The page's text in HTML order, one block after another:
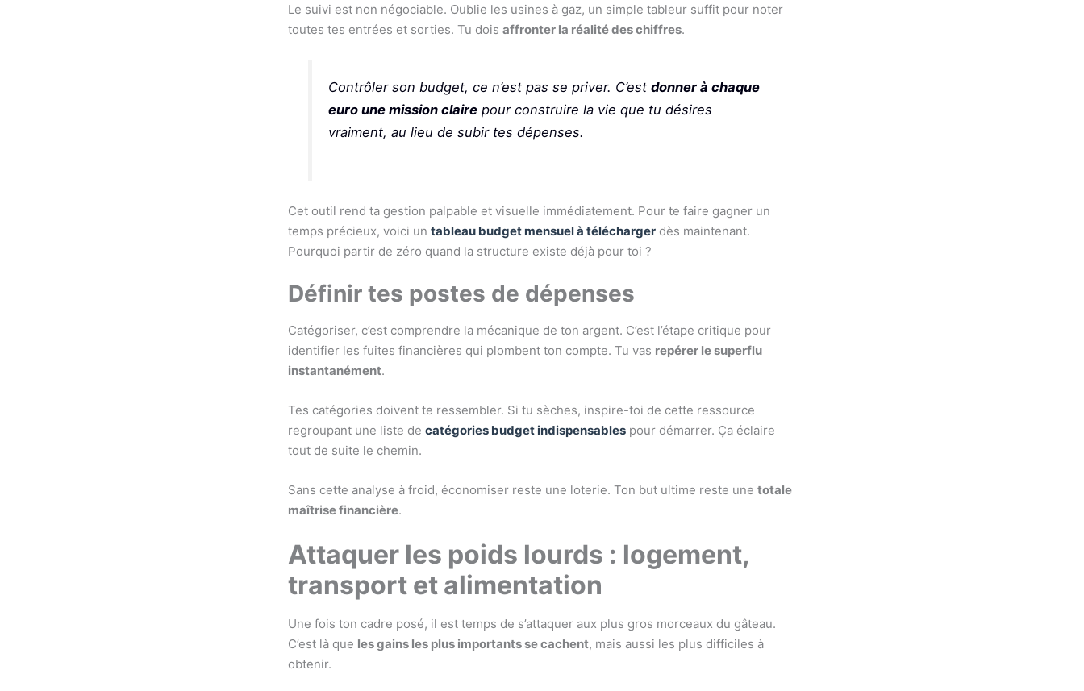
Le suivi est non négociable. Oublie les usines à gaz, un simple tableur suffit pour noter
toutes tes entrées et sorties. Tu dois affronter la réalité des chiffres.
Contrôler son budget, ce n’est pas se priver. C’est donner à chaque
euro une mission clairepour construire la vie que tu désires
vraiment, au lieu de subir tes dépenses.
Cet outil rend ta gestion palpable et visuelle immédiatement. Pour te faire gagner un
temps précieux, voici un tableau budget mensuel à télécharger dès maintenant.
Pourquoi partir de zéro quand la structure existe déjà pour toi ?
Définir tes postes de dépenses
Catégoriser, c’est comprendre la mécanique de ton argent. C’est l’étape critique pour
identifier les fuites financières qui plombent ton compte. Tu vas repérer le superflu
instantanément.
Tes catégories doivent te ressembler. Si tu sèches, inspire-toi de cette ressource
regroupant une liste de catégories budget indispensables pour démarrer. Ça éclaire
tout de suite le chemin.
Sans cette analyse à froid, économiser reste une loterie. Ton but ultime reste une totale
maîtrise financière.
Attaquer les poids lourds : logement,
transport et alimentation
Une fois ton cadre posé, il est temps de s’attaquer aux plus gros morceaux du gâteau.
C’est là que les gains les plus importants se cachent, mais aussi les plus difficiles à
obtenir.